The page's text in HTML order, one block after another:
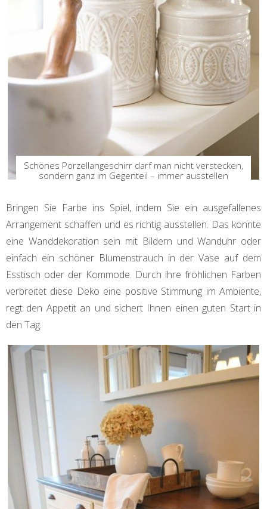
Schönes Porzellangeschirr darf man nicht verstecken,
sondern ganz im Gegenteil – immer ausstellen
Bringen Sie Farbe ins Spiel, indem Sie ein ausgefallenes
Arrangement schaffen und es richtig ausstellen. Das könnte
eine Wanddekoration sein mit Bildern und Wanduhr oder
einfach ein schöner Blumenstrauch in der Vase auf dem
Esstisch oder der Kommode. Durch ihre fröhlichen Farben
verbreitet diese Deko eine positive Stimmung im Ambiente,
regt den Appetit an und sichert Ihnen einen guten Start in
den Tag.